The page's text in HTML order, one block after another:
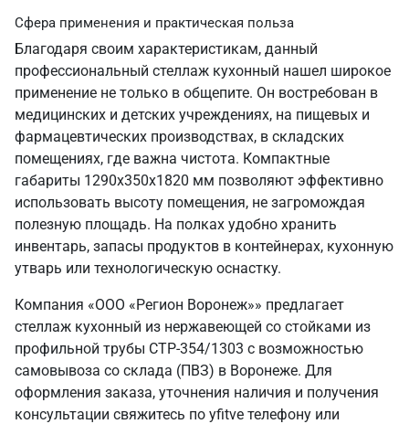
Сфера применения и практическая польза
Благодаря своим характеристикам, данный
профессиональный стеллаж кухонный нашел широкое
применение не только в общепите. Он востребован в
медицинских и детских учреждениях, на пищевых и
фармацевтических производствах, в складских
помещениях, где важна чистота. Компактные
габариты 1290х350х1820 мм позволяют эффективно
использовать высоту помещения, не загромождая
полезную площадь. На полках удобно хранить
инвентарь, запасы продуктов в контейнерах, кухонную
утварь или технологическую оснастку.
Компания «ООО «Регион Воронеж»» предлагает
стеллаж кухонный из нержавеющей со стойками из
профильной трубы СТР-354/1303 с возможностью
самовывоза со склада (ПВЗ) в Воронеже. Для
оформления заказа, уточнения наличия и получения
консультации свяжитесь по yfitve телефону или